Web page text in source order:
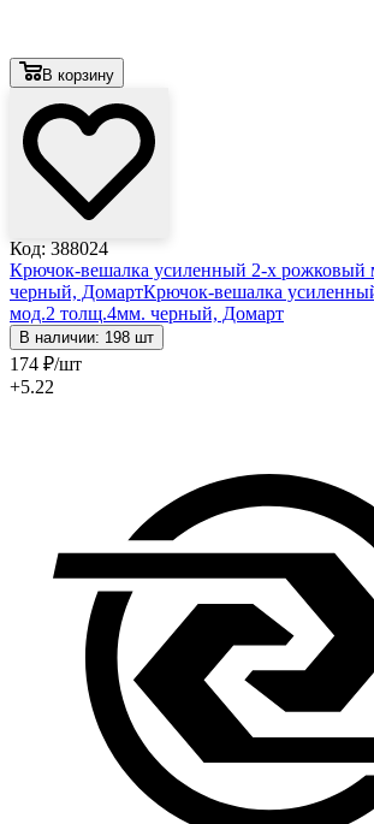
В корзину
Код: 388024
Крючок-вешалка усиленный 2-х рожковый
черный, ДомартКрючок-вешалка
мод.2 толщ.4мм. черный, Домарт
В наличии: 198 шт
174 ₽/шт
+5.22